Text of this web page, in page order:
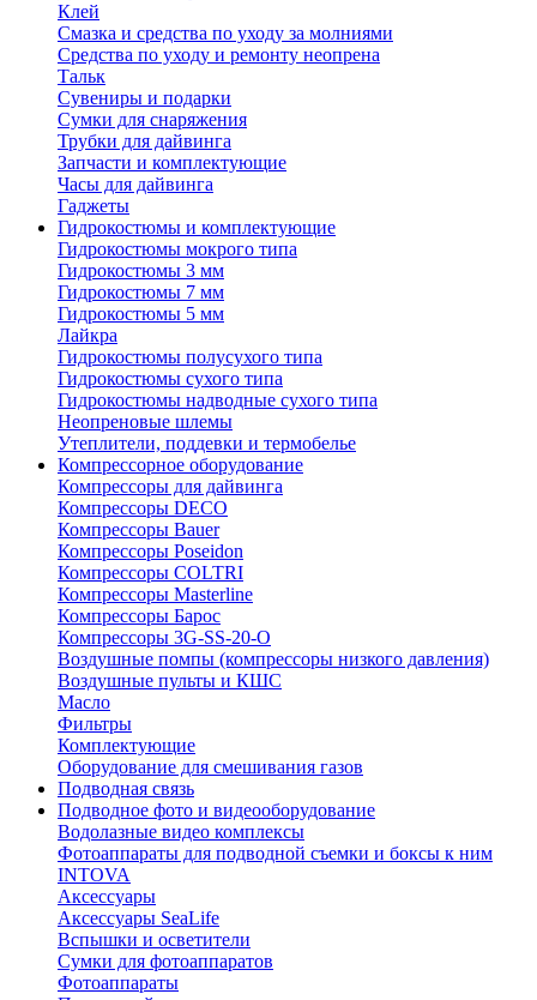
Клей
Смазка и средства по уходу за молниями
Средства по уходу и ремонту неопрена
Тальк
Сувениры и подарки
Сумки для снаряжения
Трубки для дайвинга
Запчасти и комплектующие
Часы для дайвинга
Гаджеты
Гидрокостюмы и комплектующие
Гидрокостюмы мокрого типа
Гидрокостюмы 3 мм
Гидрокостюмы 7 мм
Гидрокостюмы 5 мм
Лайкра
Гидрокостюмы полусухого типа
Гидрокостюмы сухого типа
Гидрокостюмы надводные сухого типа
Неопреновые шлемы
Утеплители, поддевки и термобелье
Компрессорное оборудование
Компрессоры для дайвинга
Компрессоры DECO
Компрессоры Bauer
Компрессоры Poseidon
Компрессоры COLTRI
Компрессоры Masterline
Компрессоры Барос
Компрессоры 3G-SS-20-O
Воздушные помпы (компрессоры низкого давления)
Воздушные пульты и КШС
Масло
Фильтры
Комплектующие
Оборудование для смешивания газов
Подводная связь
Подводное фото и видеооборудование
Водолазные видео комплексы
Фотоаппараты для подводной съемки и боксы к ним
INTOVA
Аксессуары
Аксессуары SeaLife
Вспышки и осветители
Сумки для фотоаппаратов
Фотоаппараты